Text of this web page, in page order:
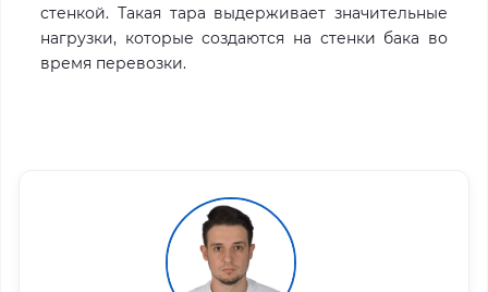
стенкой. Такая тара выдерживает значительные
нагрузки, которые создаются на стенки бака во
время перевозки.